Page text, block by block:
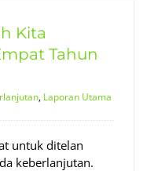
Kita
Tahun
, Laporan Utama
untuk ditelan
keberlanjutan.